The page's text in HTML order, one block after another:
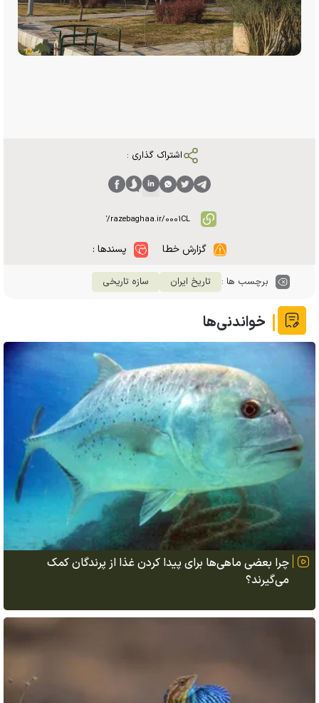
اشتراک گذاری :
گزارش خطا پسندها :
برچسب ها : تاریخ ایران سازه تاریخی
خواندنی‌ها
چرا بعضی ماهی‌ها برای پیدا کردن غذا از پرندگان کمک
می‌گیرند؟